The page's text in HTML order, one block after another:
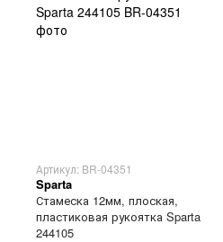
Артикул: BR-04351
Sparta
Стамеска 12мм, плоская,
пластиковая рукоятка Sparta
244105